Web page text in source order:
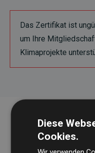
Das Zertifikat ist
um Ihre
Klimaprojekte
Diese
Cookies.